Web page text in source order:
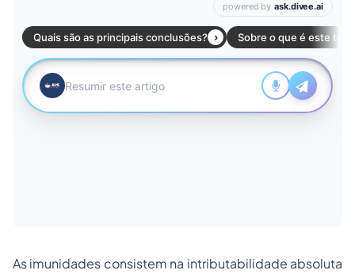
As imunidades consistem na intributabilidade absoluta